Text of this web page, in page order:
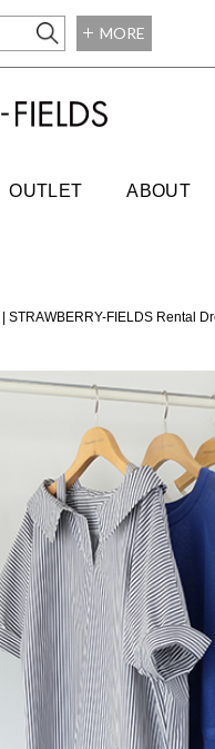
MORE
OUTLET ABOUT
STRAWBERRY-FIELDS Rental